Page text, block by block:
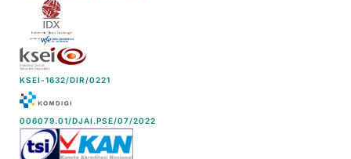
KSEI-1632/DIR/0221
006079.01/DJAI.PSE/07/2022